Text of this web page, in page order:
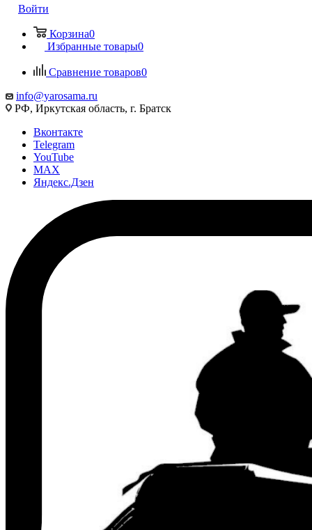
Войти
Корзина0
Избранные товары0
Сравнение товаров0
info@yarosama.ru
РФ, Иркутская область, г. Братск
Вконтакте
Telegram
YouTube
MAX
Яндекс.Дзен